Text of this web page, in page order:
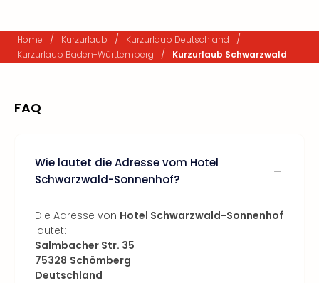
Home / Kurzurlaub / Kurzurlaub Deutschland /
Kurzurlaub Baden-Württemberg / Kurzurlaub Schwarzwald
FAQ
Wie lautet die Adresse vom Hotel
Schwarzwald-Sonnenhof?
Die Adresse von Hotel Schwarzwald-Sonnenhof
lautet:
Salmbacher Str. 35
75328 Schömberg
Deutschland